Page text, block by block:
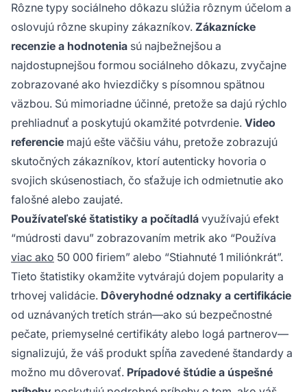
Rôzne typy sociálneho dôkazu slúžia rôznym účelom a
oslovujú rôzne skupiny zákazníkov. Zákaznícke
recenzie a hodnotenia sú najbežnejšou a
najdostupnejšou formou sociálneho dôkazu, zvyčajne
zobrazované ako hviezdičky s písomnou spätnou
väzbou. Sú mimoriadne účinné, pretože sa dajú rýchlo
prehliadnuť a poskytujú okamžité potvrdenie. Video
referencie majú ešte väčšiu váhu, pretože zobrazujú
skutočných zákazníkov, ktorí autenticky hovoria o
svojich skúsenostiach, čo sťažuje ich odmietnutie ako
falošné alebo zaujaté.
Používateľské štatistiky a počítadlá využívajú efekt
“múdrosti davu” zobrazovaním metrik ako “Používa
viac ako 50 000 firiem” alebo “Stiahnuté 1 miliónkrát”.
Tieto štatistiky okamžite vytvárajú dojem popularity a
trhovej validácie. Dôveryhodné odznaky a certifikácie
od uznávaných tretích strán—ako sú bezpečnostné
pečate, priemyselné certifikáty alebo logá partnerov—
signalizujú, že váš produkt spĺňa zavedené štandardy a
možno mu dôverovať. Prípadové štúdie a úspešné